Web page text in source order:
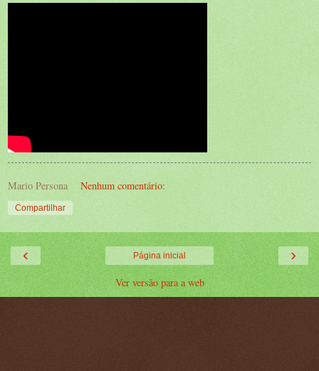
Mario Persona Nenhum comentário:
Compartilhar
‹ ›
Página inicial
Ver versão para a web